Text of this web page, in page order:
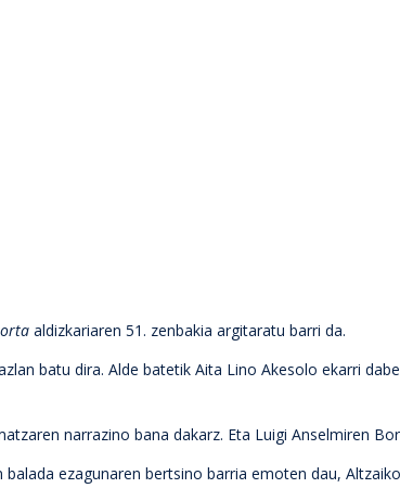
aldizkariaren 51. zenbakia argitaratu barri da.
batu dira. Alde batetik Aita Lino Akesolo ekarri
narrazino bana dakarz. Eta Luigi Anselmiren
ezagunaren bertsino barria emoten dau,